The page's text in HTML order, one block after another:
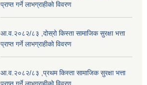
प्राप्त गर्ने लाभग्राहीको विवरण
आ.व.२०८२/८३ ,दोस्रो किस्ता सामाजिक सुरक्षा भत्ता
प्राप्त गर्ने लाभग्राहीको विवरण
आ.व.२०८२/८३ ,प्रथम किस्ता सामाजिक सुरक्षा भत्ता